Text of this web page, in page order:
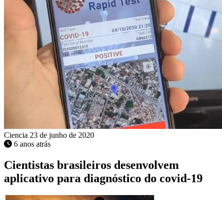
Ciencia 23 de junho de 2020
6 anos atrás
Cientistas brasileiros desenvolvem
aplicativo para diagnóstico do covid-19